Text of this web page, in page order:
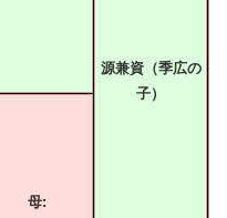
源兼資（季広の
子）
母: